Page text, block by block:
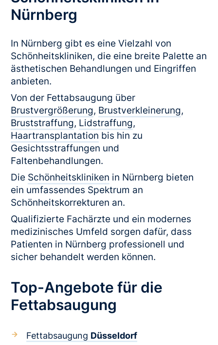
Nürnberg
In Nürnberg gibt es eine Vielzahl von
Schönheitskliniken, die eine breite Palette an
ästhetischen Behandlungen und Eingriffen
anbieten.
Von der Fettabsaugung über
Brustvergrößerung, Brustverkleinerung,
Bruststraffung, Lidstraffung,
Haartransplantation bis hin zu
Gesichtsstraffungen und
Faltenbehandlungen.
Die Schönheitskliniken in Nürnberg bieten
ein umfassendes Spektrum an
Schönheitskorrekturen an.
Qualifizierte Fachärzte und ein modernes
medizinisches Umfeld sorgen dafür, dass
Patienten in Nürnberg professionell und
sicher behandelt werden können.
Top-Angebote für die
Fettabsaugung
Fettabsaugung Düsseldorf